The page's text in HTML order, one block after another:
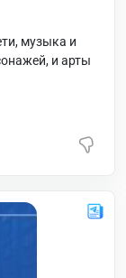
музыка и
и арты